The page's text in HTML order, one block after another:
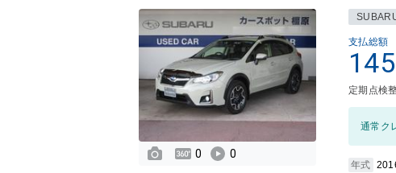
0 0
支払総額
定期点検
通常ク
年式